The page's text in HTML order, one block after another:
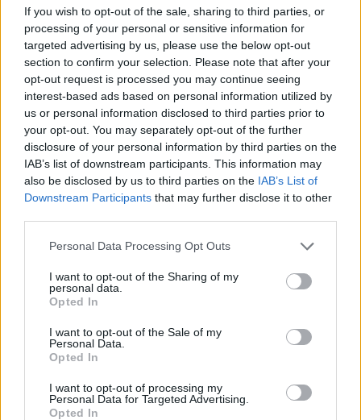
If you wish to opt-out of the sale, sharing to third parties, or
processing of your personal or sensitive information for
targeted advertising by us, please use the below opt-out
section to confirm your selection. Please note that after your
opt-out request is processed you may continue seeing
interest-based ads based on personal information utilized by
us or personal information disclosed to third parties prior to
your opt-out. You may separately opt-out of the further
disclosure of your personal information by third parties on the
IAB’s list of downstream participants. This information may
also be disclosed by us to third parties on the IAB’s List of
Downstream Participants that may further disclose it to other
Personal Data Processing Opt Outs
I want to opt-out of the Sharing of my
personal data.
Opted In
I want to opt-out of the Sale of my
Personal Data.
Opted In
I want to opt-out of processing my
Personal Data for Targeted Advertising.
Opted In
Kita vertus, tai yra galimybė vietiniams žmonėms -
žinant, kad Klaipėdoje kruizinė laivyba plečiasi, jie gali
vasaromis papildomai užsidirbti, tik reikėtų jiems
pasimokyti gidų kursų“, - kalbėjo įmonės vadovas.
Anot jo, suaktyvėjusi kruizinė laivyba gali priversti
pasitempti ir vietinius keleivių vežėjus, kurie gali
investuoti į transporto kokybę ir taip padidinti savo
galimybes gauti daugiau pajamų.